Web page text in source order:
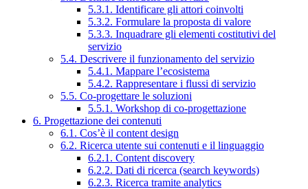
5.3.1. Identificare gli attori coinvolti
5.3.2. Formulare la proposta di valore
5.3.3. Inquadrare gli elementi costitutivi del
servizio
5.4. Descrivere il funzionamento del servizio
5.4.1. Mappare l’ecosistema
5.4.2. Rappresentare i flussi di servizio
5.5. Co-progettare le soluzioni
5.5.1. Workshop di co-progettazione
6. Progettazione dei contenuti
6.1. Cos’è il content design
6.2. Ricerca utente sui contenuti e il linguaggio
6.2.1. Content discovery
6.2.2. Dati di ricerca (search keywords)
6.2.3. Ricerca tramite analytics